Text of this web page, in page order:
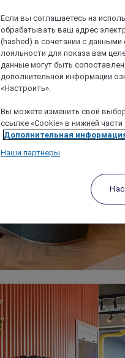
Если вы соглашаетесь на
обрабатывать ваш адрес
(hashed) в сочетании с
лояльности для показа вам
данные могут быть
дополнительной информации
«Настроить».
Вы можете изменить свой
ссылке «Cookie» в нижней
Дополнительная
Наши партнеры